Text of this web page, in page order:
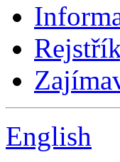
English